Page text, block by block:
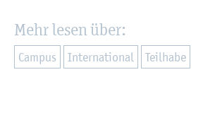
Mehr lesen über:
Cam­pus In­ter­na­tio­nal Teil­ha­be